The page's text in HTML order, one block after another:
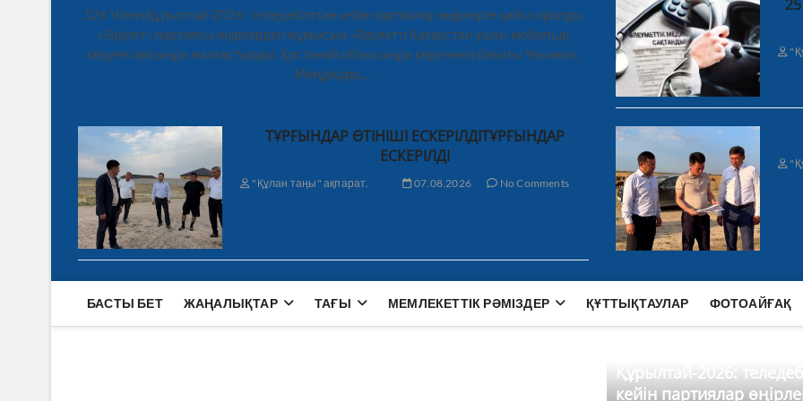
126 ViewsҚұрылтай-2026: теледебаттан кейін партиялар өңірлерге қайта оралды
«Әділет» партиясы өңірлердегі жұмысын «Әділетті Қазақстан үшін» мобильді
керуені аясында жалғастырды. Қостанай облысында керуеннің бағыты Ұзынкөл,
Меңдіқара,…
ТҰРҒЫНДАР ӨТІНІШІ ЕСКЕРІЛДІТҰРҒЫНДАР
ЕСКЕРІЛДІ
"Құлан таңы" ақпарат. 07.08.2026 No Comments
БАСТЫ БЕТ ЖАҢАЛЫҚТАР ТАҒЫ МЕМЛЕКЕТТІК РӘМІЗДЕР ҚҰТТЫҚТАУЛАР ФОТОАЙҒАҚ
Құрылтай-2026:
кейін партиялар